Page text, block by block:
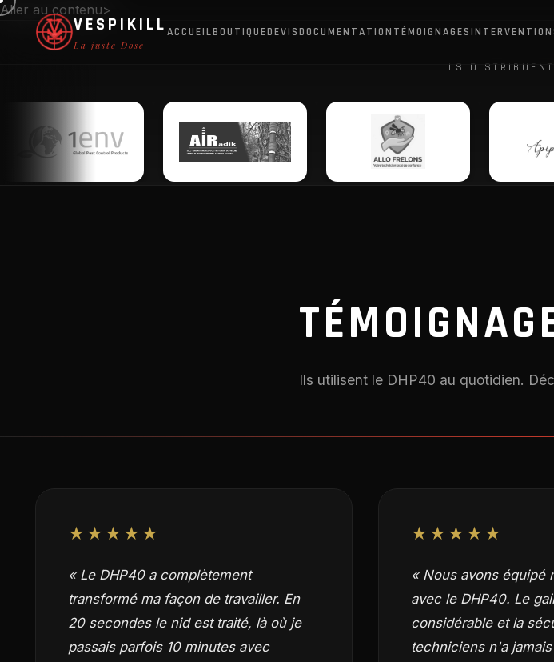
Aller au contenu>
VESPIKILL
La juste Dose
ACCUEILBOUTIQUEDEVISDOCUMENTATION TÉMOIGNAGES
ILS DISTRIBUENT
Ils utilisent le DHP40 au quotidien.
★★★★★
« Le DHP40 a complètement
transformé ma façon de travailler. En
20 secondes le nid est traité, là où je
passais parfois 10 minutes avec
★★★★★
« Nous avons équipé
avec le DHP40. Le
considérable et la
techniciens n'a